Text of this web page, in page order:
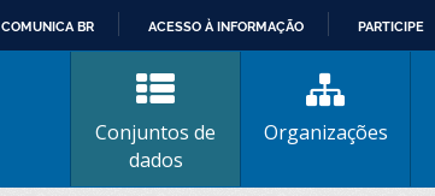
CONTEÚDO
COMUNICA BR ACESSO À INFORMAÇÃO PARTICIPE
Conjuntos de
dados
Organizações